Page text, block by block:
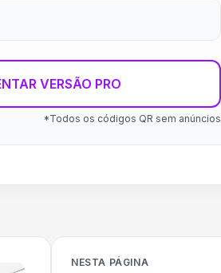
VERSÃO PRO
*Todos os códigos QR sem anúncios
NESTA PÁGINA